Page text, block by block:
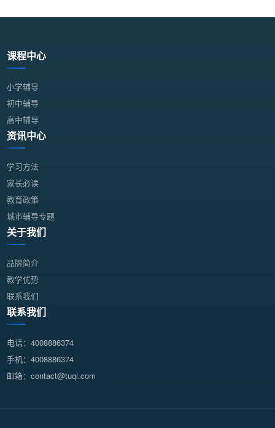
课程中心
小学辅导
初中辅导
高中辅导
资讯中心
学习方法
家长必读
教育政策
城市辅导专题
关于我们
品牌简介
教学优势
联系我们
联系我们
电话：4008886374
手机：4008886374
邮箱：contact@tuqi.com